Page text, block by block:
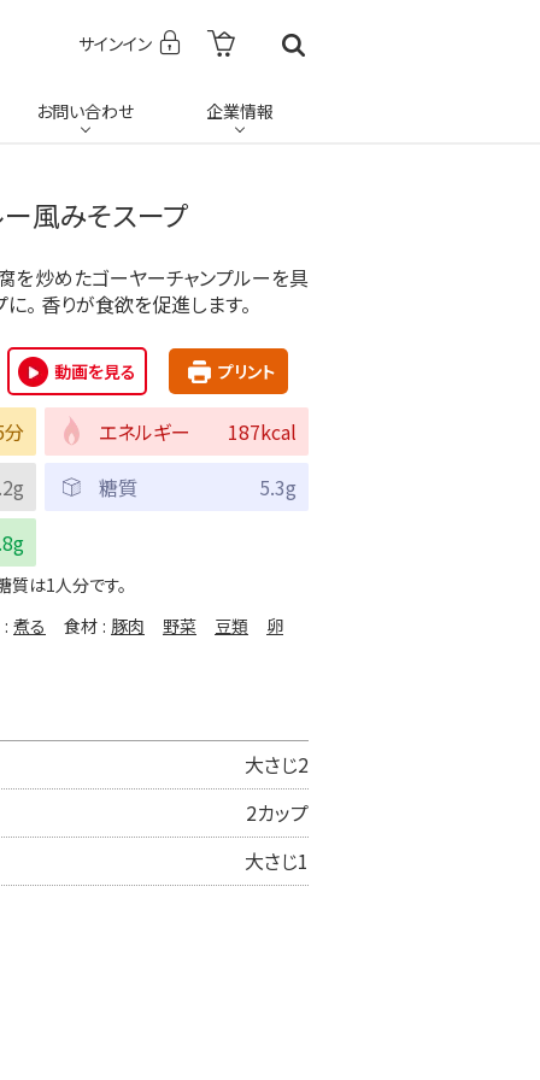
サインイン
お問い合わせ 企業情報
風みそスープ
を炒めたゴーヤーチャンプルーを具
。 香りが食欲を促進します。
動画を見る プリント
エネルギー
187kcal
糖質
5.3g
質は1人分です。
煮る
食材 豚肉 野菜 豆類 卵
大さじ2
2カップ
大さじ1